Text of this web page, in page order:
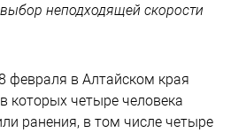
неподходящей скорости
февраля в Алтайском края
которых четыре человека
ранения, в том числе четыре